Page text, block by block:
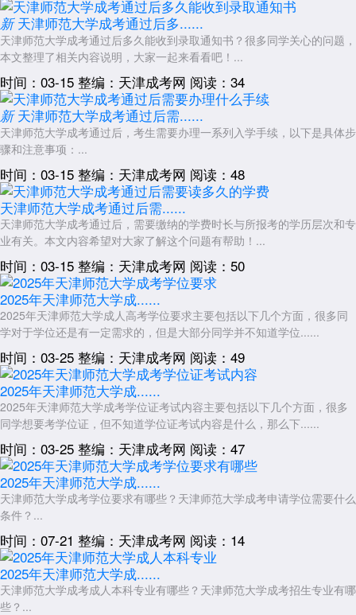
新 天津师范大学成考通过后多......
天津师范大学成考通过后多久能收到录取通知书？很多同学关心的问题，
本文整理了相关内容说明，大家一起来看看吧！...
时间：03-15 整编：天津成考网 阅读：34
新 天津师范大学成考通过后需......
天津师范大学成考通过后，考生需要办理一系列入学手续，以下是具体步
骤和注意事项：...
时间：03-15 整编：天津成考网 阅读：48
天津师范大学成考通过后需......
天津师范大学成考通过后，需要缴纳的学费时长与所报考的学历层次和专
业有关。本文内容希望对大家了解这个问题有帮助！...
时间：03-15 整编：天津成考网 阅读：50
2025年天津师范大学成......
2025年天津师范大学成人高考学位要求主要包括以下几个方面，很多同
学对于学位还是有一定需求的，但是大部分同学并不知道学位......
时间：03-25 整编：天津成考网 阅读：49
2025年天津师范大学成......
2025年天津师范大学成考学位证考试内容主要包括以下几个方面，很多
同学想要考学位证，但不知道学位证考试内容是什么，那么下......
时间：03-25 整编：天津成考网 阅读：47
2025年天津师范大学成......
天津师范大学成考学位要求有哪些？天津师范大学成考申请学位需要什么
条件？...
时间：07-21 整编：天津成考网 阅读：14
2025年天津师范大学成......
天津师范大学成考成人本科专业有哪些？天津师范大学成考招生专业有哪
些？...